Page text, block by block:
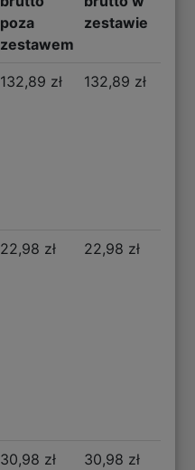
poza
zestawem
zestawie
132,89 zł 132,89 zł
22,98 zł 22,98 zł
30,98 zł 30,98 zł